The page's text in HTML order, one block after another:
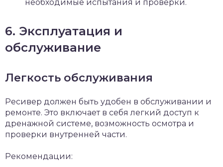
необходимые испытания и проверки.
6. Эксплуатация и
обслуживание
Легкость обслуживания
Ресивер должен быть удобен в обслуживании и
ремонте. Это включает в себя легкий доступ к
дренажной системе, возможность осмотра и
проверки внутренней части.
Рекомендации: